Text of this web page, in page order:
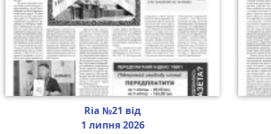
Ria №21 від
1 липня 2026